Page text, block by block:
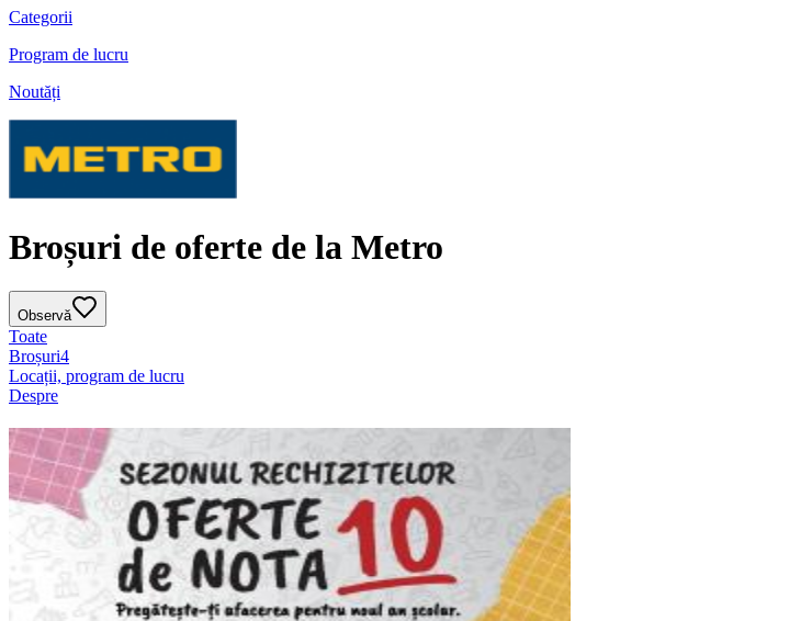
Categorii
Program de lucru
Noutăți
Broșuri de oferte de la Metro
Observă
Toate
Broșuri4
Locații, program de lucru
Despre